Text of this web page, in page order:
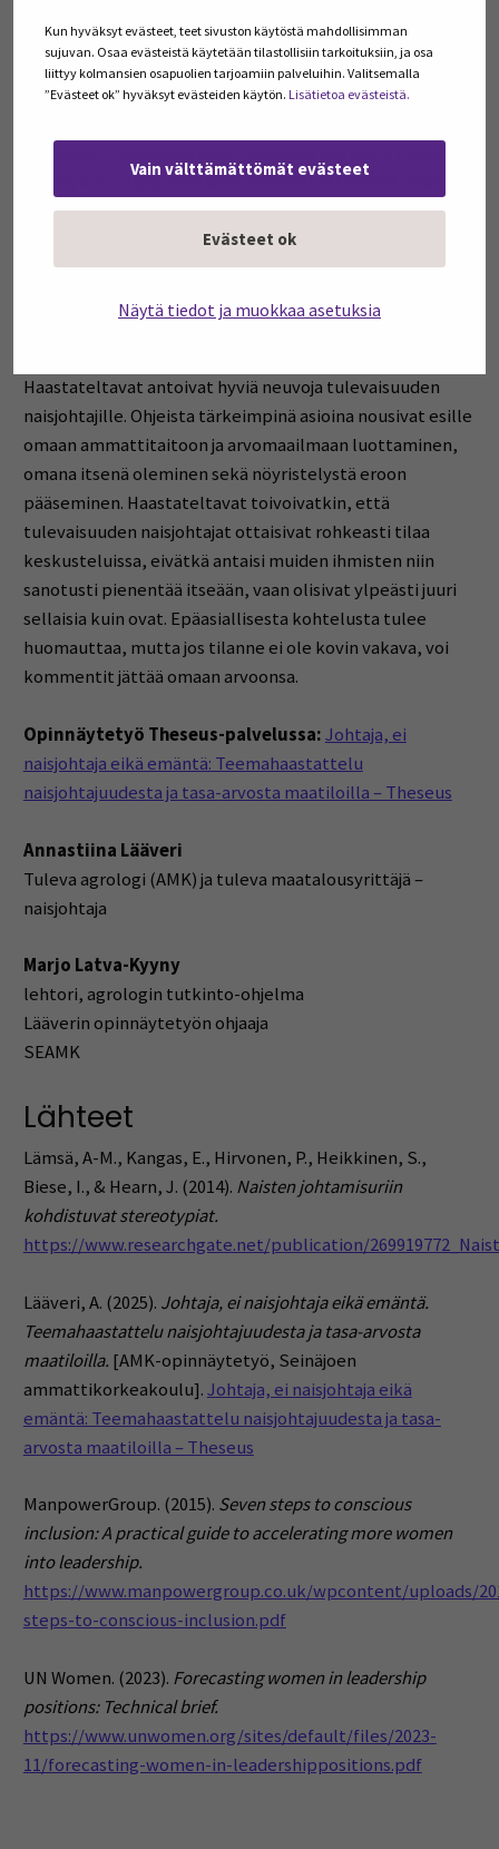
Kun hyväksyt evästeet, teet sivuston käytöstä mahdollisimman
sujuvan. Osaa evästeistä käytetään tilastollisiin tarkoituksiin, ja osa
liittyy kolmansien osapuolien tarjoamiin palveluihin. Valitsemalla
”Evästeet ok” hyväksyt evästeiden käytön. Lisätietoa evästeistä.
Vain välttämättömät evästeet
Evästeet ok
Näytä tiedot ja muokkaa asetuksia
ja epäasiallisia kommentteja olivat esittäneet henkilöt,
jotka eivät tunteneet haastateltavaa entuudestaan tai
olivat harvoin haastateltavan kanssa tekemisissä, kuten
silloin, kun tilan johdossa tai muuten aktiivisesti tilan
töissä oli mukana haastateltavan lisäksi tämän
miespuolinen puoliso tai miespuolinen sukulainen.
Neuvoja tulevaisuuden
Haastateltavat antoivat hyviä neuvoja tulevaisuuden
naisjohtajille. Ohjeista tärkeimpinä asioina nousivat esille
omaan ammattitaitoon ja arvomaailmaan luottaminen,
omana itsenä oleminen sekä nöyristelystä eroon
pääseminen. Haastateltavat toivoivatkin, että
tulevaisuuden naisjohtajat ottaisivat rohkeasti tilaa
keskusteluissa, eivätkä antaisi muiden ihmisten niin
sanotusti pienentää itseään, vaan olisivat ylpeästi juuri
sellaisia kuin ovat. Epäasiallisesta kohtelusta tulee
huomauttaa, mutta jos tilanne ei ole kovin vakava, voi
kommentit jättää omaan arvoonsa.
Opinnäytetyö Theseus-palvelussa:Johtaja, ei
naisjohtaja eikä emäntä: Teemahaastattelu
naisjohtajuudesta ja tasa-arvosta maatiloilla – Theseus
Annastiina Lääveri
Tuleva agrologi (AMK) ja tuleva maatalousyrittäjä –
naisjohtaja
Marjo Latva-Kyyny
lehtori, agrologin tutkinto-ohjelma
Lääverin opinnäytetyön ohjaaja
SEAMK
Lähteet
Lämsä, A-M., Kangas, E., Hirvonen, P., Heikkinen, S.,
Biese, I., & Hearn, J. (2014). Naisten johtamisuriin
kohdistuvat stereotypiat.
https://www.researchgate.net/publication/
Lääveri, A. (2025). Johtaja, ei naisjohtaja eikä emäntä.
Teemahaastattelu naisjohtajuudesta ja tasa-arvosta
maatiloilla. [AMK-opinnäytetyö, Seinäjoen
ammattikorkeakoulu].Johtaja, ei naisjohtaja eikä
emäntä: Teemahaastattelu naisjohtajuudesta ja tasa-
arvosta maatiloilla – Theseus
ManpowerGroup. (2015). Seven steps to conscious
inclusion: A practical guide to accelerating more women
into leadership.
https://www.manpowergroup.co.uk/wpcontent/uploads/
steps-to-conscious-inclusion.pdf
UN Women. (2023). Forecasting women in leadership
positions: Technical brief.
https://www.unwomen.org/sites/default/files/2023-
11/forecasting-women-in-leadershippositions.pdf